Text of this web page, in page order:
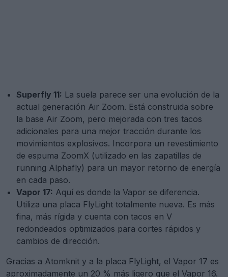
Superfly 11: La suela parece ser una evolución de la
actual generación Air Zoom. Está construida sobre
la base Air Zoom, pero mejorada con tres tacos
adicionales para una mejor tracción durante los
movimientos explosivos. Incorpora un revestimiento
de espuma ZoomX (utilizado en las zapatillas de
running Alphafly) para un mayor retorno de energía
en cada paso.
Vapor 17: Aquí es donde la Vapor se diferencia.
Utiliza una placa FlyLight totalmente nueva. Es más
fina, más rígida y cuenta con tacos en V
redondeados optimizados para cortes rápidos y
cambios de dirección.
Gracias a Atomknit y a la placa FlyLight, el Vapor 17 es
aproximadamente un 20 % más ligero que el Vapor 16.